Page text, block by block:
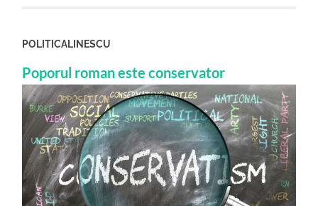
POLITICALINESCU
Poporul roman este conservator